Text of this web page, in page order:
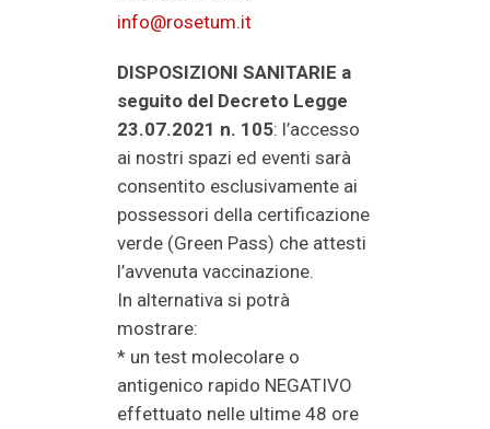
info@rosetum.it
DISPOSIZIONI SANITARIE a
seguito del Decreto Legge
23.07.2021 n. 105: l’accesso
ai nostri spazi ed eventi sarà
consentito esclusivamente ai
possessori della certificazione
verde (Green Pass) che attesti
l’avvenuta vaccinazione.
In alternativa si potrà
mostrare:
* un test molecolare o
antigenico rapido NEGATIVO
effettuato nelle ultime 48 ore